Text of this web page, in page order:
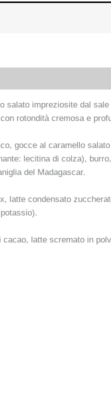
salato impreziosite dal
rotondità cremosa e
gocce al caramello
lecitina di colza),
del Madagascar.
latte condensato
latte scremato in